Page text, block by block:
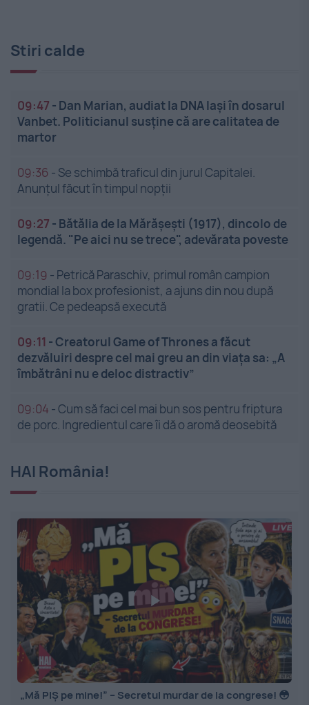
Stiri calde
09:47 - Dan Marian, audiat la DNA Iași în dosarul
Vanbet. Politicianul susține că are calitatea de
martor
09:36 - Se schimbă traficul din jurul Capitalei.
Anunțul făcut în timpul nopții
09:27 - Bătălia de la Mărășești (1917), dincolo de
legendă. "Pe aici nu se trece", adevărata poveste
09:19 - Petrică Paraschiv, primul român campion
mondial la box profesionist, a ajuns din nou după
gratii. Ce pedeapsă execută
09:11 -Creatorul Game of Thrones a făcut
dezvăluiri despre cel mai greu an din viața sa: „A
îmbătrâni nu e deloc distractiv”
09:04 -Cum să faci cel mai bun sos pentru friptura
de porc. Ingredientul care îi dă o aromă deosebită
HAI România!
„Mă PIȘ pe mine!” – Secretul murdar de la congrese! 😳